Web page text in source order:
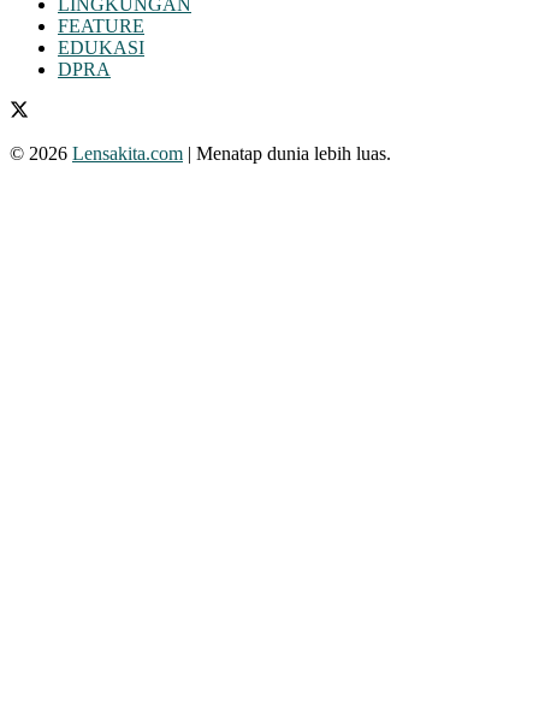
FEATURE
EDUKASI
DPRA
© 2026 Lensakita.com | Menatap dunia lebih luas.